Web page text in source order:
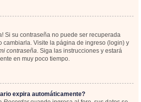
Si su contraseña no puede ser recuperada
cambiarla. Visite la página de ingreso (login) y
contraseña. Siga las instrucciones y estará
en muy poco tiempo.
expira automáticamente?